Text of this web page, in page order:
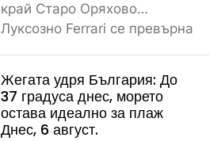
край Старо Оряхово
Луксозно Ferrari се превърна
сутрин...
Жегата удря България: До
37 градуса днес, морето
остава идеално за плаж
Днес, 6 август.